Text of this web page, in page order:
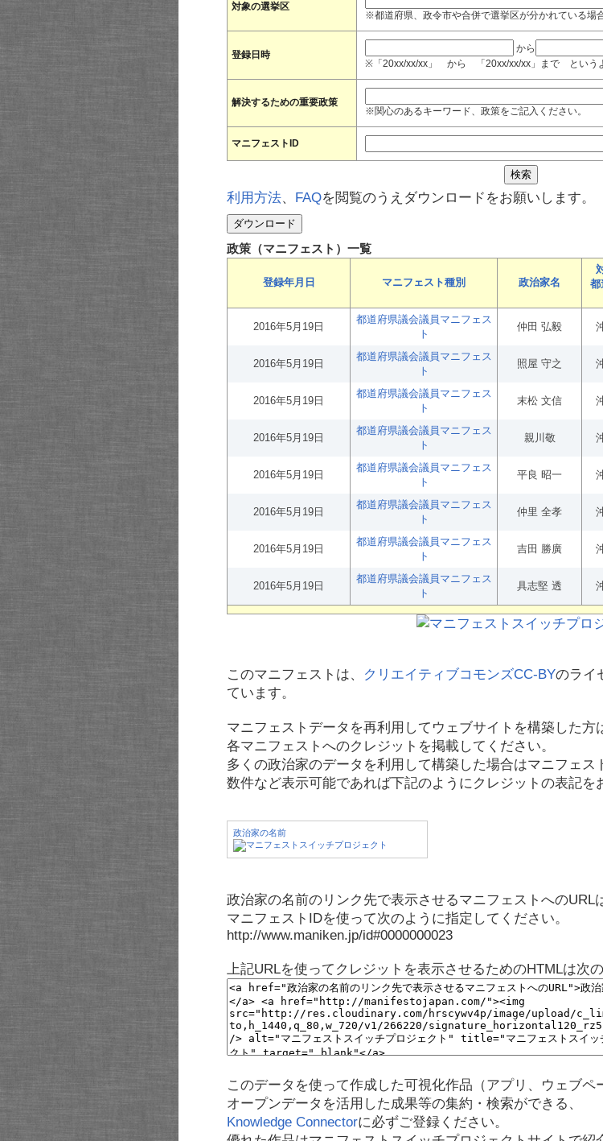
対象の選挙区
※都道府県、政令市や合併で選挙区が分かれている場
登録日時
から
※「20xx/xx/xx」 から 「20xx/xx/xx」まで というよ
解決するための重要政策
※関心のあるキーワード、政策をご記入ください。
マニフェストID
利用方法、 FAQを閲覧のうえダウンロードをお願いします。
政策（マニフェスト）一覧
登録年月日 マニフェスト種別 政治家名
都
2016年5月19日
都道府県議会議員マニフェス
ト
仲田 弘毅
2016年5月19日
都道府県議会議員マニフェス
ト
照屋 守之
2016年5月19日
都道府県議会議員マニフェス
ト
末松 文信
2016年5月19日
都道府県議会議員マニフェス
ト
親川敬
2016年5月19日
都道府県議会議員マニフェス
ト
平良 昭一
2016年5月19日
都道府県議会議員マニフェス
ト
仲里 全孝
2016年5月19日
都道府県議会議員マニフェス
ト
吉田 勝廣
2016年5月19日
都道府県議会議員マニフェス
ト
具志堅 透
このマニフェストは、 クリエイティブコモンズCC-BYのライ
ています。
マニフェストデータを再利用してウェブサイトを構築した方
各マニフェストへのクレジットを掲載してください。
多くの政治家のデータを利用して構築した場合はマニフェス
数件など表示可能であれば下記のようにクレジットの表記を
政治家の名前
政治家の名前のリンク先で表示させるマニフェストへのURL
マニフェストIDを使って次のように指定してください。
http://www.maniken.jp/id#0000000023
上記URLを使ってクレジットを表示させるためのHTMLは次の
このデータを使って作成した可視化作品（アプリ、ウェブペ
オープンデータを活用した成果等の集約・検索ができる、
Knowledge Connectorに必ずご登録ください。